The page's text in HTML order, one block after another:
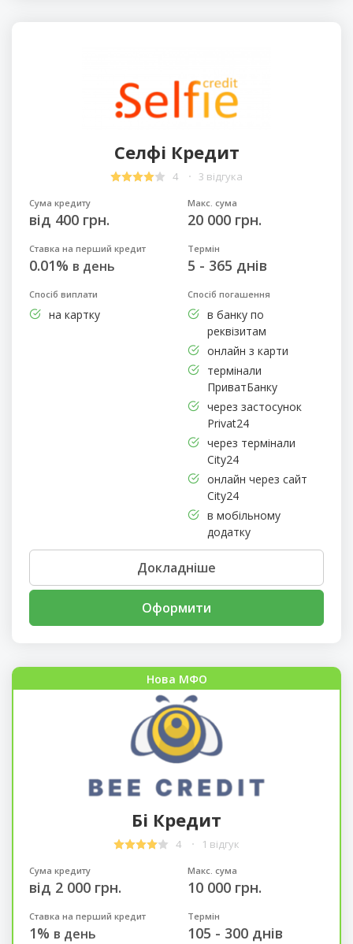
Селфі Кредит
4 3 відгука
Сума кредиту
від 400 грн.
Макс. сума
20 000 грн.
Ставка на перший кредит
0.01% в день
Термін
5 - 365 днів
Спосіб виплати
на картку
Спосіб погашення
в банку по
реквізитам
онлайн з карти
термінали
ПриватБанку
через застосунок
Privat24
через термінали
City24
онлайн через сайт
City24
в мобільному
додатку
Докладніше
Оформити
Нова МФО
Бі Кредит
4 1 відгук
Сума кредиту
від 2 000 грн.
Макс. сума
10 000 грн.
Ставка на перший кредит
1% в день
Термін
105 - 300 днів